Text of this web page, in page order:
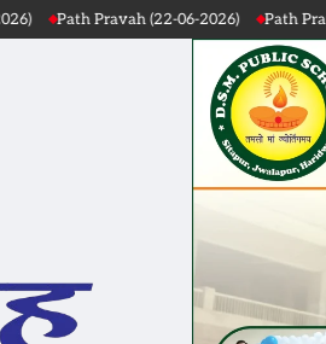
(22-06-2026) Path Pravah (21-06-2026)